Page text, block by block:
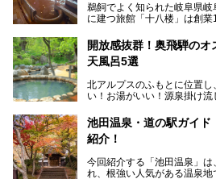
鵜飼でよく知られた岐阜県
に建つ旅館「十八楼」は創業
濁り湯で、地産地消にこだ
そして大浴場は日帰り入浴も
岐阜の手仕事に触れる旅と
ょう！
───
提供元：岐阜県【PR】
この記事は岐阜県のPR記事で
開放感抜群！奥飛騨の
天風呂5選
北アルプスのふもとに位置
い！お湯がいい！源泉掛け流
「平湯温泉」「福地温泉」
穂高温泉」と5つの温泉地を
風呂を5ヶ所ご紹介したいと
温泉ですよ！
池田温泉・道の駅ガイド
紹介！
今回紹介する「池田温泉」
れ、根強い人気がある温泉地